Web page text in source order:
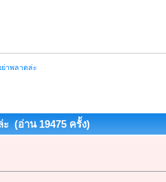
ย่าพลาดล่ะ
(อ่าน 19475 ครั้ง)